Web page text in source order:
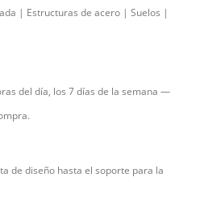
| Estructuras de acero | Suelos |
del día, los 7 días de la semana —
de diseño hasta el soporte para la